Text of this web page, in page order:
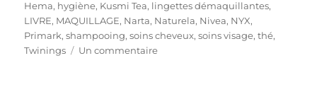
Hema, hygiène, Kusmi Tea, lingettes démaquillantes,
LIVRE, MAQUILLAGE, Narta, Naturela, Nivea, NYX,
Primark,shampooing,soins cheveux,soins visage,thé,
Twinings
Un commentairesur